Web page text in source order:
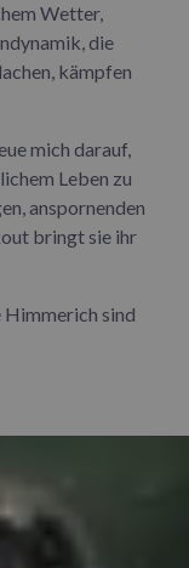
Wetter,
die
kämpfen
mich darauf,
Leben zu
anspornenden
bringt sie ihr
sind